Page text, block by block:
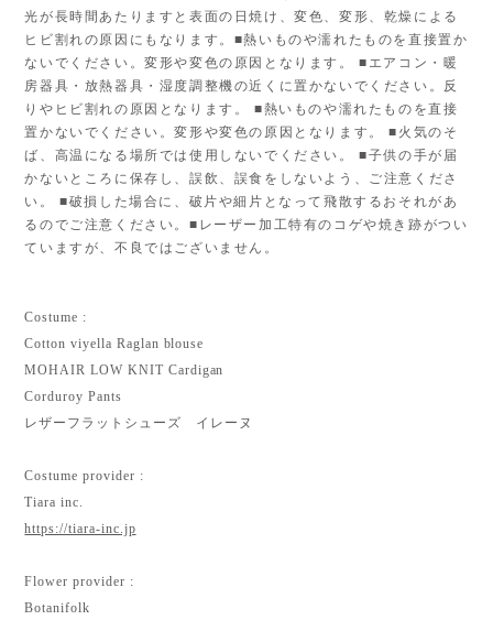
光が長時間あたりますと表面の日焼け、変色、変形、乾燥による
ヒビ割れの原因にもなります。■熱いものや濡れたものを直接置か
ないでください。変形や変色の原因となります。 ■エアコン・暖
房器具・放熱器具・湿度調整機の近くに置かないでください。反
りやヒビ割れの原因となります。 ■熱いものや濡れたものを直接
置かないでください。変形や変色の原因となります。 ■火気のそ
ば、高温になる場所では使用しないでください。 ■子供の手が届
かないところに保存し、誤飲、誤食をしないよう、ご注意くださ
い。 ■破損した場合に、破片や細片となって飛散するおそれがあ
るのでご注意ください。■レーザー加工特有のコゲや焼き跡がつい
ていますが、不良ではございません。
Costume :
Cotton viyella Raglan blouse
MOHAIR LOW KNIT Cardigan
Corduroy Pants
レザーフラットシューズ イレーヌ
Costume provider :
Tiara inc.
https://tiara-inc.jp
Flower provider :
Botanifolk